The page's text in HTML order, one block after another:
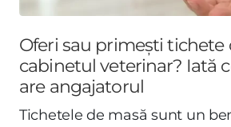
Oferi sau primești tichete
cabinetul veterinar? Iată
are angajatorul
Tichetele de masă sunt un